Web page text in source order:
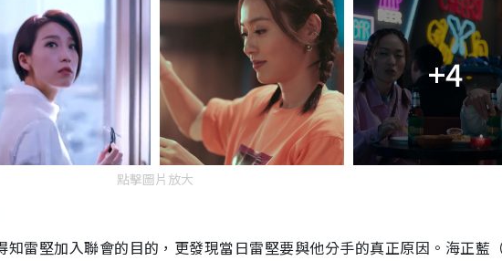
+4
點擊圖片放大
雷堅加入聯會的目的，更發現當日雷堅要與他分手的真正原因。海正藍